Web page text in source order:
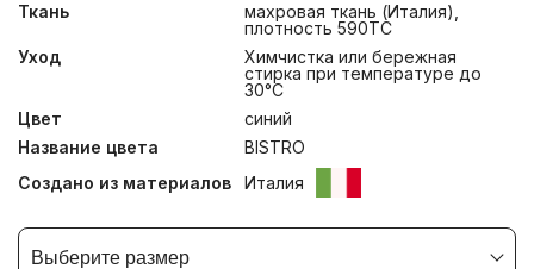
Ткань
махровая ткань (Италия),
плотность 590ТС
Уход
Химчистка или бережная
стирка при температуре до
30°С
Цвет
синий
Название цвета
BISTRO
Создано из материалов
Италия
Выберите размер